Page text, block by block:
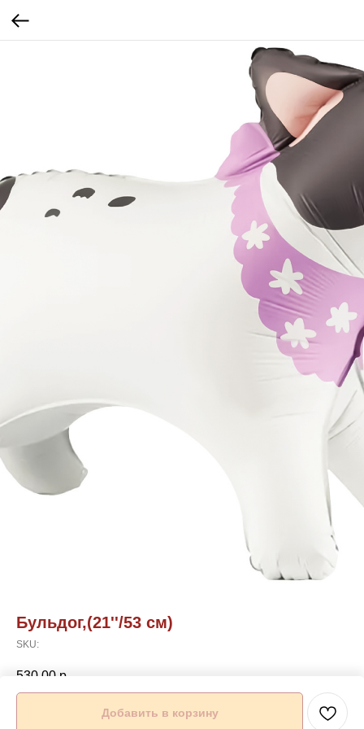
Бульдог,(21''/53 см)
SKU:
530,00 р.
Добавить в корзину